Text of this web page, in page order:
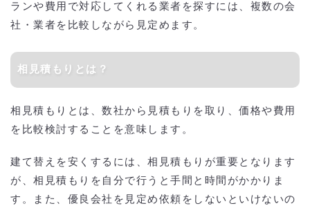
ランや費用で対応してくれる業者を探すには、複数の会
社・業者を比較しながら見定めます。
相見積もりとは？
相見積もりとは、数社から見積もりを取り、価格や費用
を比較検討することを意味します。
建て替えを安くするには、相見積もりが重要となります
が、相見積もりを自分で行うと手間と時間がかかりま
す。また、優良会社を見定め依頼をしないといけないの